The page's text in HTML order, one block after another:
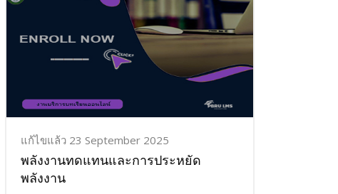
แก้ไขแล้ว 23 September 2025
พลังงานทดแทนและการประหยัด
พลังงาน